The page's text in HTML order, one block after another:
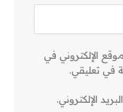
الإلكتروني في
في تعليقي.
الإلكتروني.